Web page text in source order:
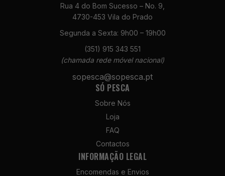
Rua 4 do Bom Sucesso – No. 9,
4730-453 Vila do Prado
Segunda a Sexta: 9h00 – 19h00
(351) 915 343 551
(chamada rede móvel nacional)
sopesca@sopesca.pt
SÓ PESCA
Sobre Nós
Loja
FAQ
Contactos
INFORMAÇÃO LEGAL
Encomendas e Envios
Estes cookies
não são
opcionais. São
necessários
para o
funcionamento
Estatísticas
Para que
possamos